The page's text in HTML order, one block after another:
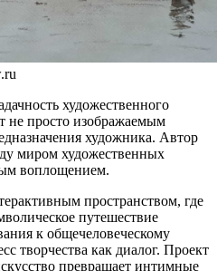
художественного
не просто изображаемым
художника. Автор
миром художественных
воплощением.
пространством, где
путешествие
к общечеловеческому
творчества как диалог. Проект
превращает интимные